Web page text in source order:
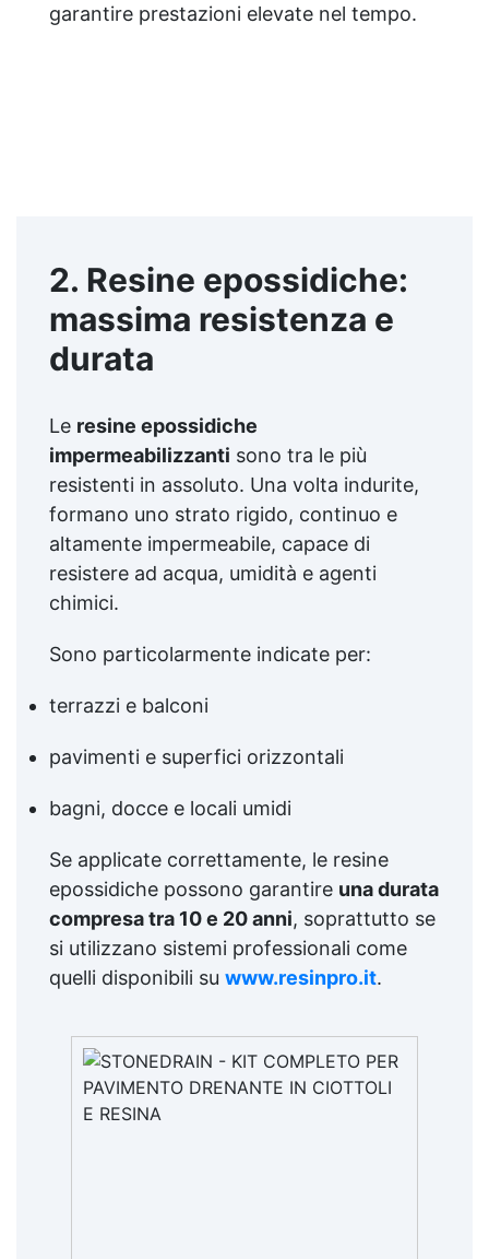
garantire prestazioni elevate nel tempo.
2. Resine epossidiche:
massima resistenza e
durata
Le resine epossidiche
impermeabilizzanti sono tra le più
resistenti in assoluto. Una volta indurite,
formano uno strato rigido, continuo e
altamente impermeabile, capace di
resistere ad acqua, umidità e agenti
chimici.
Sono particolarmente indicate per:
terrazzi e balconi
pavimenti e superfici orizzontali
bagni, docce e locali umidi
Se applicate correttamente, le resine
epossidiche possono garantire una durata
compresa tra 10 e 20 anni, soprattutto se
si utilizzano sistemi professionali come
quelli disponibili su www.resinpro.it.